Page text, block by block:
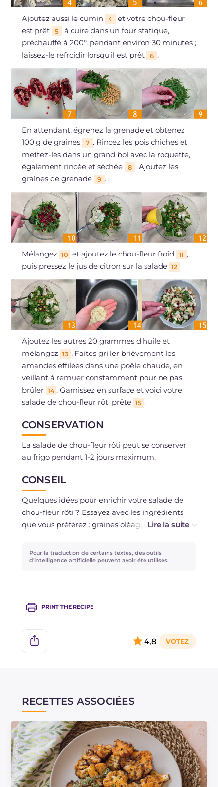
Ajoutez aussi le cumin 4
et votre chou-fleur
est prêt
5
à cuire dans un four statique,
préchauffé à 200°, pendant environ 30 minutes ;
laissez-le refroidir lorsqu'il est prêt
6 .
En attendant, égrenez la grenade et obtenez
100 g de graines
7 . Rincez les pois chiches et
mettez-les dans un grand bol avec la roquette,
également rincée et séchée
8 . Ajoutez les
graines de grenade
9 .
Mélangez 10 et ajoutez le chou-fleur froid 11 ,
puis pressez le jus de citron sur la salade 12
Ajoutez les autres 20 grammes d'huile et
mélangez 13 . Faites griller brièvement les
amandes effilées dans une poêle chaude, en
veillant à remuer constamment pour ne pas
brûler 14 . Garnissez en surface et voici votre
salade de chou-fleur rôti prête 15 .
CONSERVATION
La salade de chou-fleur rôti peut se conserver
au frigo pendant 1-2 jours maximum.
CONSEIL
Quelques idées pour enrichir votre salade de
chou-fleur rôti ? Essayez avec les ingrédients
que vous préférez : graines oléagineuses, olives
frais ou à faible maturation.
Enfin, des oranges pelées à vif si vous aimez !
Pour la traduction de certains textes, des outils
d'intelligence artificielle peuvent avoir été utilisés.
PRINT THE RECIPE
4,8
RECETTES ASSOCIÉES